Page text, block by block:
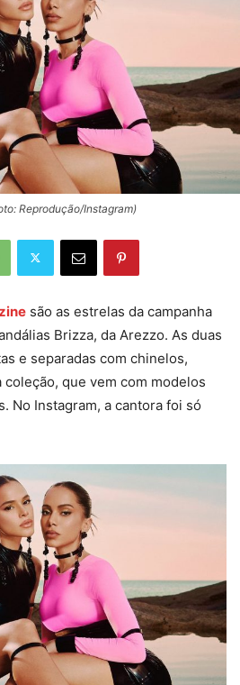
Reprodução/Instagram)
são as estrelas da campanha
Brizza, da Arezzo. As duas
e separadas com chinelos,
coleção, que vem com modelos
No Instagram, a cantora foi só